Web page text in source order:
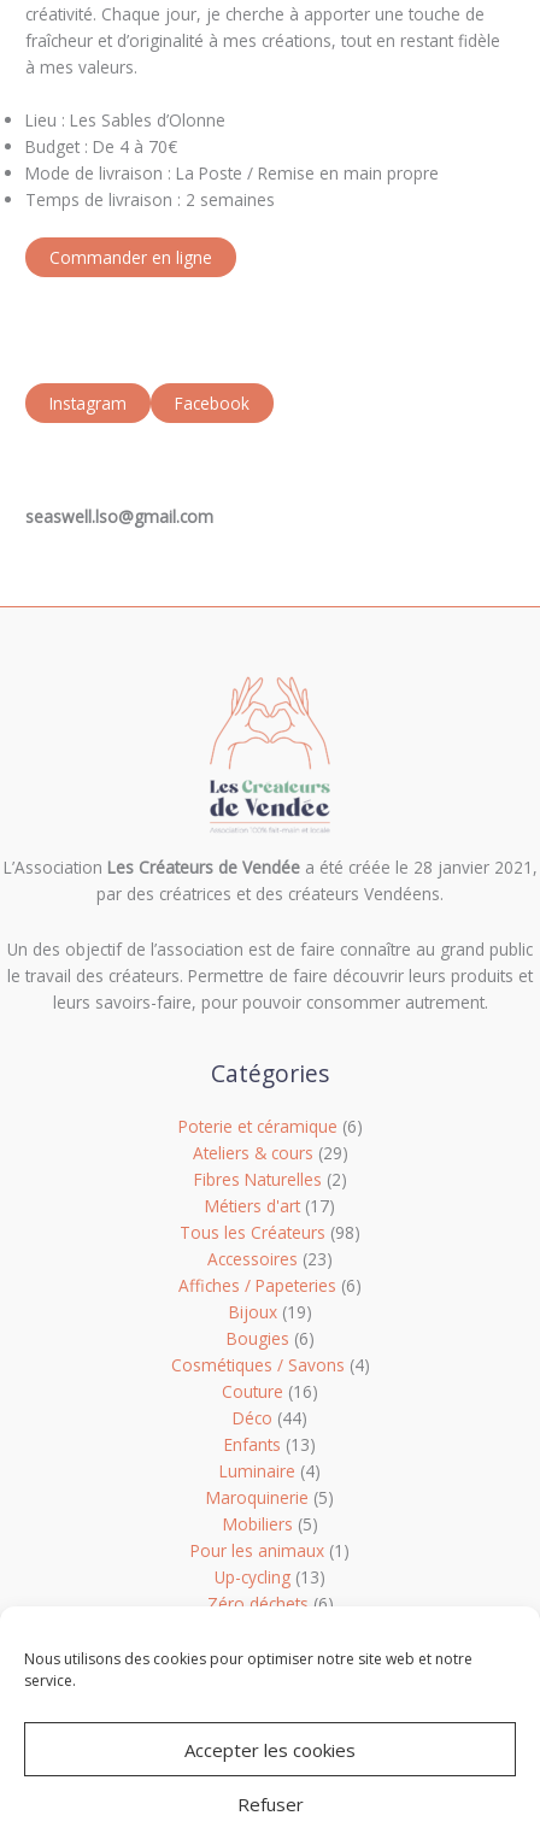
Nous utilisons des cookies pour optimiser notre site web et notre
service.
Accepter les cookies
Refuser
créativité. Chaque jour, je cherche à apporter une touche de
fraîcheur et d’originalité à mes créations, tout en restant fidèle
à mes valeurs.
Lieu : Les Sables d’Olonne
Budget : De 4 à 70€
Mode de livraison : La Poste / Remise en main propre
Temps de livraison : 2 semaines
Commander en ligne
Instagram Facebook
seaswell.lso@gmail.com
L’Association Les Créateurs de Vendée a été créée le 28 janvier 2021,
par des créatrices et des créateurs Vendéens.
Un des objectif de l’association est de faire connaître au grand public
le travail des créateurs. Permettre de faire découvrir leurs produits et
leurs savoirs-faire, pour pouvoir consommer autrement.
Catégories
Poterie et céramique (6)
Ateliers & cours (29)
Fibres Naturelles (2)
Métiers d'art (17)
Tous les Créateurs (98)
Accessoires (23)
Affiches / Papeteries (6)
Bijoux(19)
Bougies (6)
Cosmétiques / Savons (4)
Couture (16)
Déco (44)
Enfants (13)
Luminaire (4)
Maroquinerie (5)
Mobiliers (5)
Pour les animaux (1)
Up-cycling (13)
Zéro déchets (6)
Copyright © 2026 Les Créateurs de Vendée -